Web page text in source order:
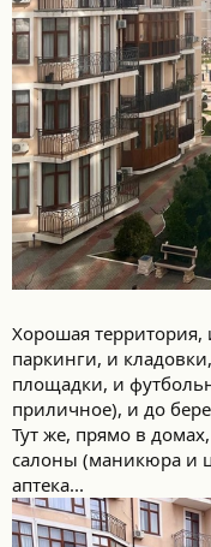
Хорошая территория,
паркинги, и
площадки, и
приличное), и до
Тут же, прямо в
салоны (маникюра и
аптека...